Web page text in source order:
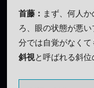
首藤： まず、何人
ろ、眼の状態が悪
分では自覚がなく
斜視と呼ばれる斜